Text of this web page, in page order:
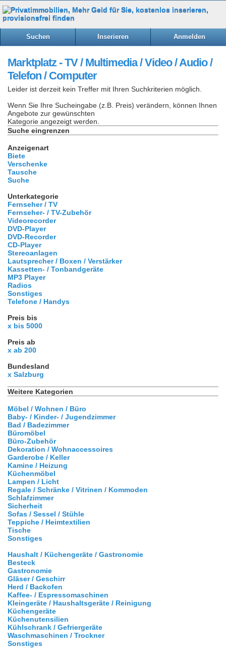
Suchen Inserieren Anmelden
Marktplatz - TV / Multimedia / Video / Audio /
Telefon / Computer
Leider ist derzeit kein Treffer mit Ihren Suchkriterien möglich.
Wenn Sie Ihre Sucheingabe (z.B. Preis) verändern, können Ihnen
Angebote zur gewünschten
Kategorie angezeigt werden.
Suche eingrenzen
Anzeigenart
Biete
Verschenke
Tausche
Suche
Unterkategorie
Fernseher / TV
Fernseher- / TV-Zubehör
Videorecorder
DVD-Player
DVD-Recorder
CD-Player
Stereoanlagen
Lautsprecher / Boxen / Verstärker
Kassetten- / Tonbandgeräte
MP3 Player
Radios
Sonstiges
Telefone / Handys
Preis bis
x bis 5000
Preis ab
x ab 200
Bundesland
x Salzburg
Weitere Kategorien
Möbel / Wohnen / Büro
Baby- / Kinder- / Jugendzimmer
Bad / Badezimmer
Büromöbel
Büro-Zubehör
Dekoration / Wohnaccessoires
Garderobe / Keller
Kamine / Heizung
Küchenmöbel
Lampen / Licht
Regale / Schränke / Vitrinen / Kommoden
Schlafzimmer
Sicherheit
Sofas / Sessel / Stühle
Teppiche / Heimtextilien
Tische
Sonstiges
Haushalt / Küchengeräte / Gastronomie
Besteck
Gastronomie
Gläser / Geschirr
Herd / Backofen
Kaffee- / Espressomaschinen
Kleingeräte / Haushaltsgeräte / Reinigung
Küchengeräte
Küchenutensilien
Kühlschrank / Gefriergeräte
Waschmaschinen / Trockner
Sonstiges